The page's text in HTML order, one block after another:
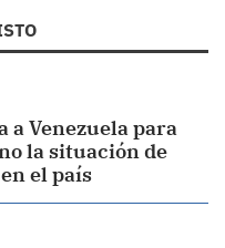
a Venezuela para
la situación de
el país